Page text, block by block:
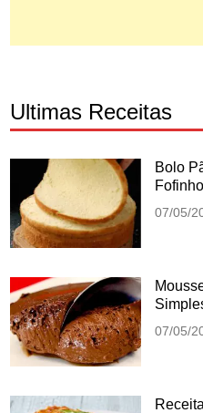
Ultimas Receitas
Bolo
07/05/
07/05/